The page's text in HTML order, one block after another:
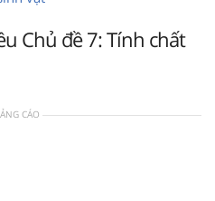
Chủ đề 7: Tính chất
CÁO